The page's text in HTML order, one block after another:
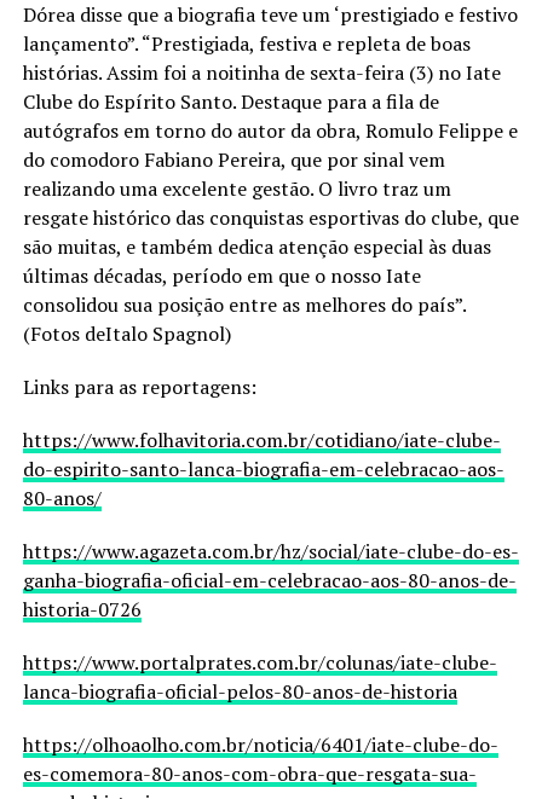
Dórea disse que a biografia teve um ‘prestigiado e festivo
lançamento”. “Prestigiada, festiva e repleta de boas
histórias. Assim foi a noitinha de sexta-feira (3) no Iate
Clube do Espírito Santo. Destaque para a fila de
autógrafos em torno do autor da obra, Romulo Felippe e
do comodoro Fabiano Pereira, que por sinal vem
realizando uma excelente gestão. O livro traz um
resgate histórico das conquistas esportivas do clube, que
são muitas, e também dedica atenção especial às duas
últimas décadas, período em que o nosso Iate
consolidou sua posição entre as melhores do país”.
(Fotos deItalo Spagnol)
Links para as reportagens:
https://www.folhavitoria.com.br/cotidiano/iate-clube-
do-espirito-santo-lanca-biografia-em-celebracao-aos-
80-anos/
https://www.agazeta.com.br/hz/social/iate-clube-do-es-
ganha-biografia-oficial-em-celebracao-aos-80-anos-de-
historia-0726
https://www.portalprates.com.br/colunas/iate-clube-
lanca-biografia-oficial-pelos-80-anos-de-historia
https://olhoaolho.com.br/noticia/6401/iate-clube-do-
es-comemora-80-anos-com-obra-que-resgata-sua-